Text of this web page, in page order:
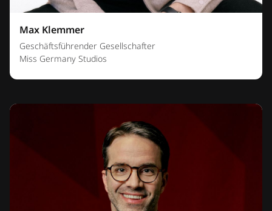
Max Klemmer
Geschäftsführender Gesellschafter
Miss Germany Studios